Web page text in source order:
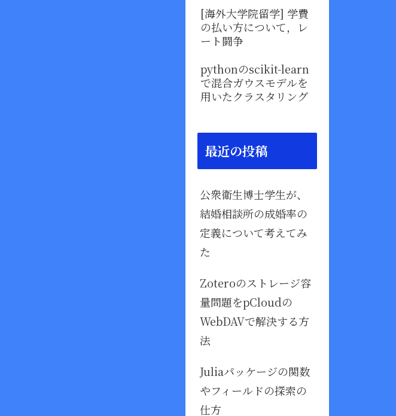
[海外大学院留学] 学費
の払い方について，レ
ート闘争
pythonのscikit-learn
で混合ガウスモデルを
用いたクラスタリング
最近の投稿
公衆衛生博士学生が、
結婚相談所の成婚率の
定義について考えてみ
た
Zoteroのストレージ容
量問題をpCloudの
WebDAVで解決する方
法
Juliaパッケージの関数
やフィールドの探索の
仕方